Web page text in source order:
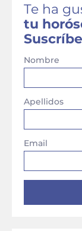
Te ha
tu
Nombre
Apellidos
Email